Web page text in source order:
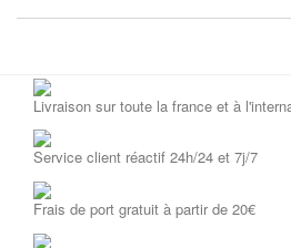
Pochoirs...
Livraison sur toute la france et à
Service client réactif 24h/24 et 7j/7
Frais de port gratuit à partir de 20€